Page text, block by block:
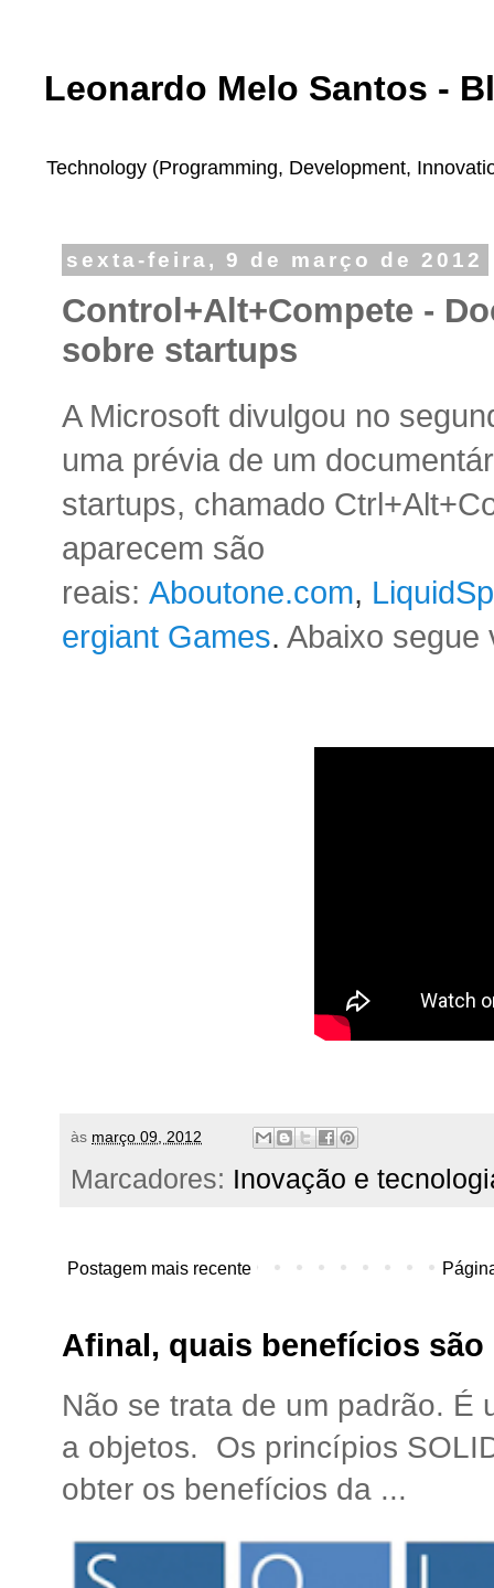
Leonardo Melo Santos -
Technology (Programming, Development,
sexta-feira, 9 de março de 2012
Control+Alt+Compete -
sobre startups
A Microsoft divulgou no
uma prévia de um
startups, chamado
aparecem são
reais: Aboutone.com,
ergiant Games. Abaixo segue
às março 09, 2012
Marcadores: Inovação e
Postagem mais recente
Afinal, quais benefícios
Não se trata de um padrão. É
a objetos. Os princípios
obter os benefícios da ...